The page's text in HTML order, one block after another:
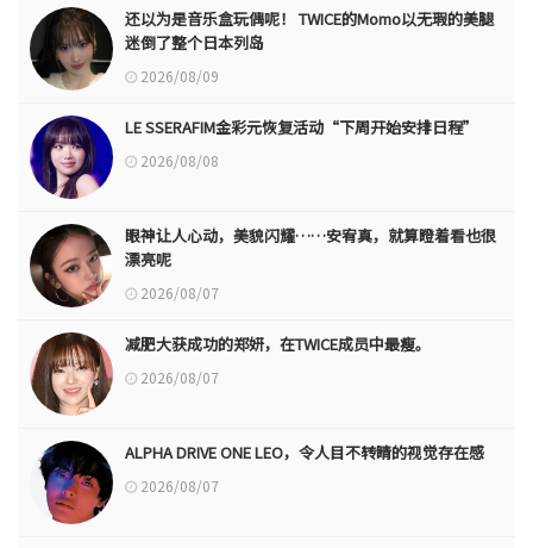
还以为是音乐盒玩偶呢！ TWICE的Momo以无瑕的美腿
迷倒了整个日本列岛
2026/08/09
LE SSERAFIM金彩元恢复活动“下周开始安排日程”
2026/08/08
眼神让人心动，美貌闪耀……安宥真，就算瞪着看也很
漂亮呢
2026/08/07
减肥大获成功的郑妍，在TWICE成员中最瘦。
2026/08/07
ALPHA DRIVE ONE LEO，令人目不转睛的视觉存在感
2026/08/07